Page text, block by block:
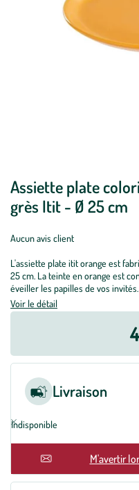
Assiette plate
grès Itit - Ø 25 cm
Aucun avis client
L'assiette plate itit orange est
25 cm. La teinte en orange est
éveiller les papilles de vos invités.
Voir le détail
Livraison
Indisponible
En rupture M'avertir